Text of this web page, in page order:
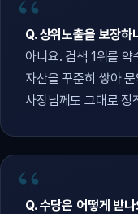
Q. 상위노출을 보장하
아니요. 검색 1위를
자산을 꾸준히 쌓아
사장님께도 그대로 정
Q. 수당은 어떻게 받